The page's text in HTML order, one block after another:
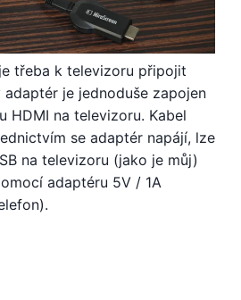
třeba k televizoru připojit
adaptér je jednoduše zapojen
HDMI na televizoru. Kabel
se adaptér napájí, lze
na televizoru (jako je můj)
adaptéru 5V / 1A